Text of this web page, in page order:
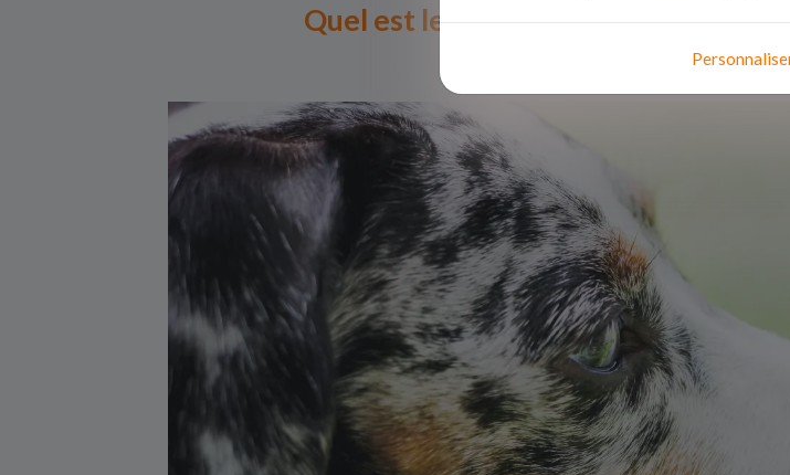
Quel est le nouveau vaccin contre